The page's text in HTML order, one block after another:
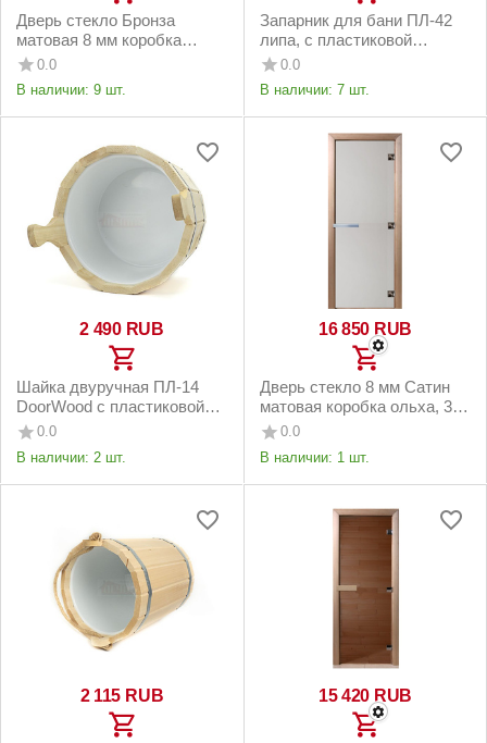
Дверь стекло Бронза
матовая 8 мм коробка
ольха, 3 петли Doorwood
0.0
В наличии: 9 шт.
Запарник для бани ПЛ-42
липа, с пластиковой
вставкой 12 литров
0.0
В наличии: 7 шт.
2 490 RUB
Шайка двуручная ПЛ-14
DoorWood с пластиковой
вставкой 12 литров липа
0.0
В наличии: 2 шт.
16 850 RUB
Дверь стекло 8 мм Сатин
матовая коробка ольха, 3
петли
0.0
В наличии: 1 шт.
2 115 RUB 15 420 RUB